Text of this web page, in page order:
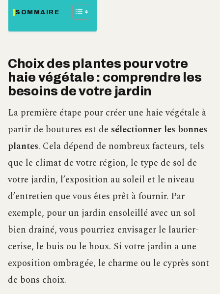
SOMMAIRE
Choix des plantes pour votre
haie végétale : comprendre les
besoins de votre jardin
La première étape pour créer une haie végétale à
partir de boutures est de sélectionner les bonnes
plantes. Cela dépend de nombreux facteurs, tels
que le climat de votre région, le type de sol de
votre jardin, l’exposition au soleil et le niveau
d’entretien que vous êtes prêt à fournir. Par
exemple, pour un jardin ensoleillé avec un sol
bien drainé, vous pourriez envisager le laurier-
cerise, le buis ou le houx. Si votre jardin a une
exposition ombragée, le charme ou le cyprès sont
de bons choix.